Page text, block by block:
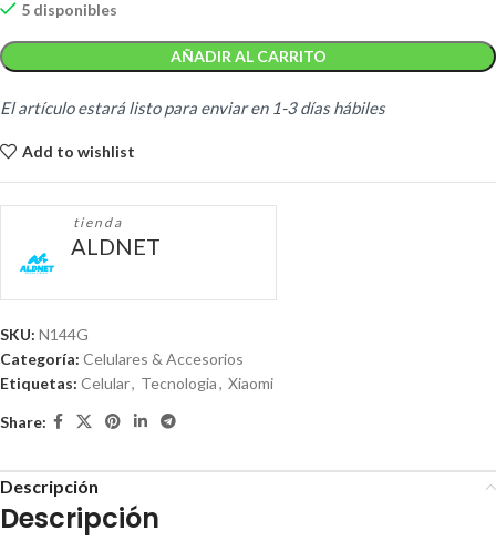
5 disponibles
AÑADIR AL CARRITO
El artículo estará listo para enviar en 1-3 días hábiles
Add to wishlist
tienda
ALDNET
SKU: N144G
Categoría: Celulares & Accesorios
Etiquetas: Celular, Tecnologia, Xiaomi
Share:
Descripción
Descripción